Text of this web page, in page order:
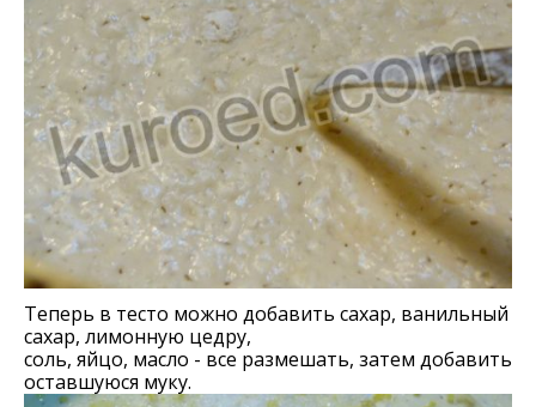
Теперь в тесто можно добавить сахар, ванильный
сахар, лимонную цедру,
соль, яйцо, масло - все размешать, затем добавить
оставшуюся муку.